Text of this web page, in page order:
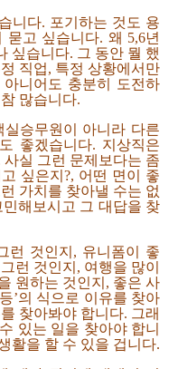
니다. 포기하는 것도 용
고 싶습니다. 왜 5,6년
싶습니다. 그 동안 뭘 했
직업, 특정 상황에서만
니어도 충분히 도전하
많습니다.
승무원이 아니라 다른
좋겠습니다. 지상직은
실 그런 문제보다는 좀
싶은지?, 어떤 면이 좋
가치를 찾아낼 수는 없
해보시고 그 대답을 찾
런 것인지, 유니폼이 좋
런 것인지, 여행을 많이
원하는 것인지, 좋은 사
’의 식으로 이유를 찾아
찾아봐야 합니다. 그래
있는 일을 찾아야 합니
활을 할 수 있을 겁니다.